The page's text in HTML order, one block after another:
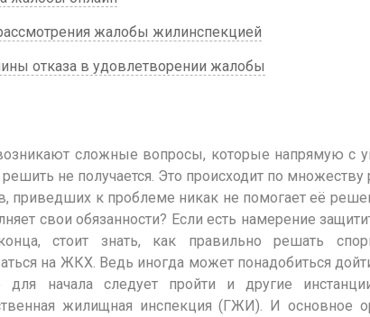
жалобы жилинспекцией
отказа в удовлетворении жалобы
сложные вопросы, которые напрямую с
не получается. Это происходит по
приведших к проблеме никак не помогает её
свои обязанности? Если есть намерение
стоит знать, как правильно решать
на ЖКХ. Ведь иногда может понадобиться
для начала следует пройти и другие
жилищная инспекция (ГЖИ). И основное